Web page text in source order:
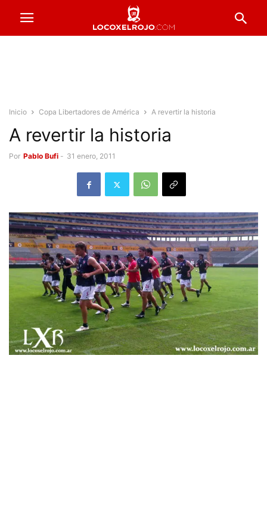
Inicio Copa Libertadores de América A revertir la historia
A revertir la historia
Por Pablo Bufi - 31 enero, 2011